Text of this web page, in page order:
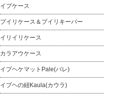
イプケース
プイリケース＆プイリキーパー
イリイリケース
カラアウケース
イプヘケマットPale(パレ)
イプヘの紐Kaula(カウラ)